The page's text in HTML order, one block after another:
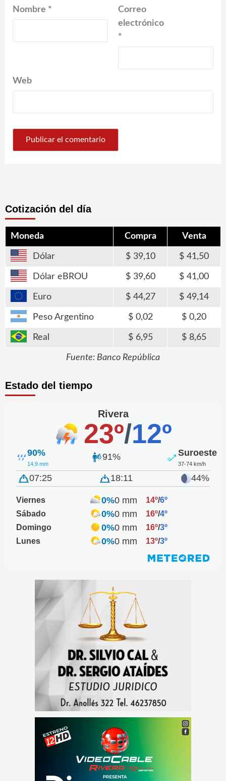
Nombre *
Correo
electrónico
*
Web
Cotización del día
Moneda Compra Venta
Dólar 39,10 41,50
Dólar eBROU 39,60 41,00
Euro 44,27 49,14
Peso Argentino 0,02 0,20
Real 6,95 8,65
Fuente: Banco República
Estado del tiempo
Rivera
23º/12º
90%
14.9 mm
91% Suroeste
37-74 km/h
07:25 18:11 44%
Viernes 0%0 mm 14º/6º
Sábado
0%0 mm 16º/4º
Domingo
0%0 mm 16º/3º
Lunes
0%0 mm 13º/3º